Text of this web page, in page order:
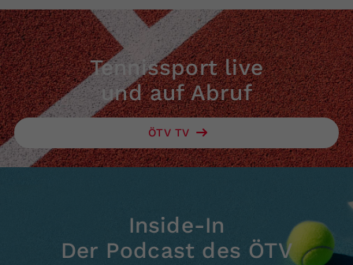
Tennissport live
und auf Abruf
ÖTV TV
Inside-In
Der Podcast des ÖTV